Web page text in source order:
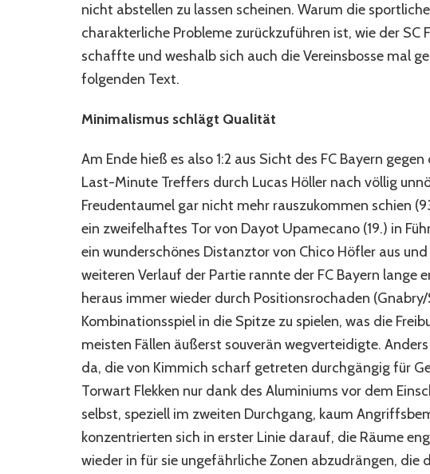
nicht abstellen zu lassen scheinen. Warum die
charakterliche Probleme zurückzuführen ist, wie der
schaffte und weshalb sich auch die Vereinsbosse mal
folgenden Text.
Minimalismus schlägt Qualität
Am Ende hieß es also 1:2 aus Sicht des FC Bayern
Last-Minute Treffers durch Lucas Höller nach völlig
Freudentaumel gar nicht mehr rauszukommen schien
ein zweifelhaftes Tor von Dayot Upamecano (19.) in
ein wunderschönes Distanztor von Chico Höfler aus
weiteren Verlauf der Partie rannte der FC Bayern lange
heraus immer wieder durch Positionsrochaden
Kombinationsspiel in die Spitze zu spielen, was die
meisten Fällen äußerst souverän wegverteidigte.
da, die von Kimmich scharf getreten durchgängig für
Torwart Flekken nur dank des Aluminiums vor dem
selbst, speziell im zweiten Durchgang, kaum
konzentrierten sich in erster Linie darauf, die Räume
wieder in für sie ungefährliche Zonen abzudrängen, die